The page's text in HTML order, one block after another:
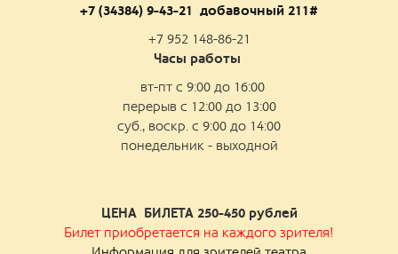
+7 (34384) 9-43-21 добавочный 211#
+7 952 148-86-21
Часы работы
вт-пт с 9:00 до 16:00
перерыв с 12:00 до 13:00
суб., воскр. с 9:00 до 14:00
понедельник - выходной
ЦЕНА БИЛЕТА 250-450рублей
Билет приобретается на каждого зрителя!